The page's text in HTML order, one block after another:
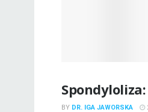
BY DR. IGA JAWORSKA